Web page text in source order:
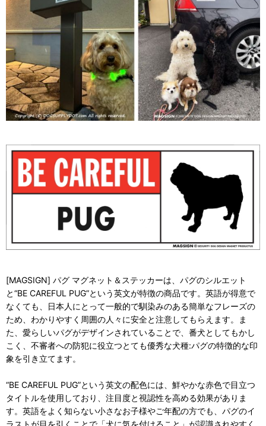
[MAGSIGN] パグ マグネット＆ステッカーは、パグのシルエット
と“BE CAREFUL PUG”という英文が特徴の商品です。英語が得意で
なくても、日本人にとって一般的で馴染みのある簡単なフレーズの
ため、わかりやすく周囲の人々に安全と注意してもらえます。ま
た、愛らしいパグがデザインされていることで、番犬としてもかし
こく、不審者への防犯に役立つとても優秀な犬種:パグの特徴的な印
象を引き立てます。
“BE CAREFUL PUG”という英文の配色には、鮮やかな赤色で目立つ
タイトルを使用しており、注目度と視認性を高める効果がありま
す。英語をよく知らない小さなお子様やご年配の方でも、パグのイ